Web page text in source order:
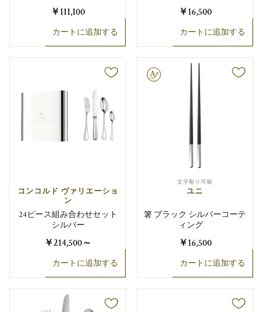
￥111,100
カートに追加する
￥16,500
カートに追加する
コンコルド ヴァリエーショ
ン
24ピース組み合わせセット
シルバー
￥214,500～
カートに追加する
文字彫り可能
文字彫り可能
ユニ
箸 ブラック シルバーコーテ
ィング
￥16,500
カートに追加する